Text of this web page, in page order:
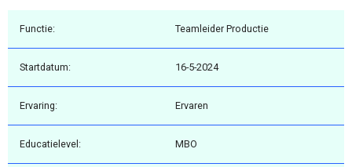
Functie: Teamleider Productie
Startdatum: 16-5-2024
Ervaring: Ervaren
Educatielevel: MBO